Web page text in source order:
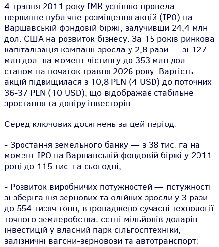
4 травня 2011 року ІМК успішно провела
первинне публічне розміщення акцій (IPO) на
Варшавській фондовій біржі, залучивши 24,4 млн
дол. США на розвиток бізнесу. За 15 років ринкова
капіталізація компанії зросла у 2,8 рази — зі 127
млн дол. на момент лістингу до 353 млн дол.
станом на початок травня 2026 року. Вартість
акцій підвищилася з 10,8 PLN (4 USD) до поточних
36-37 PLN (10 USD), що відображає стабільне
зростання та довіру інвесторів.
Серед ключових досягнень за цей період:
- Зростання земельного банку — з 38 тис. га на
момент IPO на Варшавській фондовій біржі у 2011
році до 115 тис. га сьогодні;
- Розвиток виробничих потужностей — потужності
зі зберігання зернових та олійних зросли у 3 рази
до 554 тисяч тонн; впроваджено сучасні технології
точного землеробства; сотні мільйонів доларів
інвестицій у власний парк сільгосптехніки,
залізничні вагони-зерновози та автотранспорт;